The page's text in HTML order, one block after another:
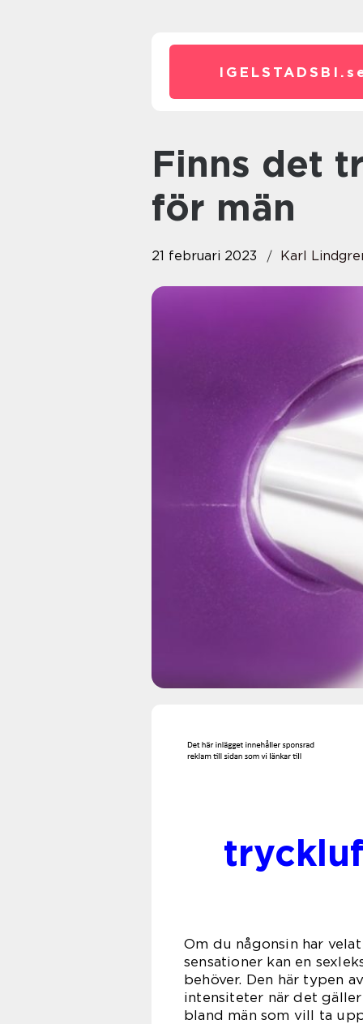
IGELSTADSBI.
Finns det tryckluft sexleksaker
för män
21 februari 2023 Karl
Om du någonsin har
sensationer kan en
behöver. Den här typen
intensiteter när det
bland män som vill ta